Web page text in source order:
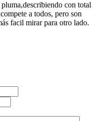
con total
a todos, pero son
facil mirar para otro lado.